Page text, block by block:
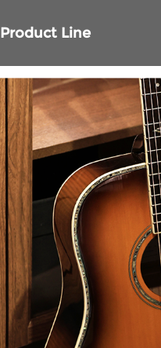
Product Line